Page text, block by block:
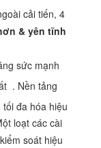
cải tiến, 4
& yên tĩnh
sức mạnh
. Nền tảng
đa hóa hiệu
loạt các cài
soát hiệu